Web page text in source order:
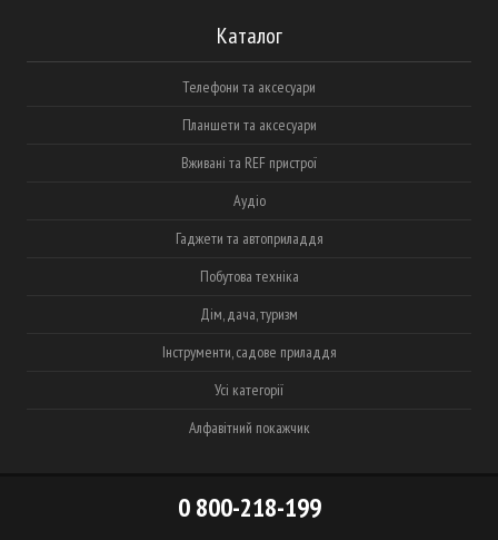
Каталог
Телефони та аксесуари
Планшети та аксесуари
Вживані та REF пристрої
Аудіо
Гаджети та автоприладдя
Побутова техніка
Дім, дача, туризм
Інструменти, садове приладдя
Усі категорії
Алфавітний покажчик
0 800-218-199